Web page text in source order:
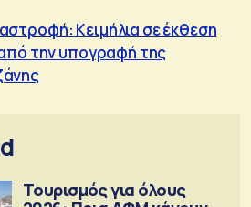
Κειμήλια σε έκθεση
την υπογραφή της
Τουρισμός για όλους